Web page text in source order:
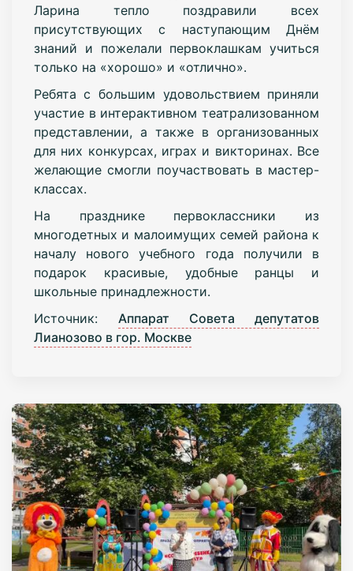
Ларина тепло поздравили всех
присутствующих с наступающим Днём
знаний и пожелали первоклашкам учиться
только на «хорошо» и «отлично».
Ребята с большим удовольствием приняли
участие в интерактивном театрализованном
представлении, а также в организованных
для них конкурсах, играх и викторинах. Все
желающие смогли поучаствовать в мастер-
классах.
На празднике первоклассники из
многодетных и малоимущих семей района к
началу нового учебного года получили в
подарок красивые, удобные ранцы и
школьные принадлежности.
Источник: Аппарат Совета депутатов
Лианозово в гор. Москве